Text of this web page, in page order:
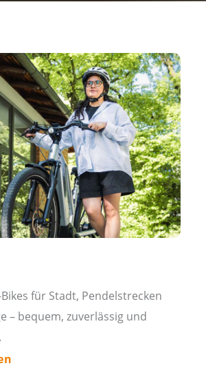
für Stadt, Pendelstrecken
– bequem, zuverlässig und